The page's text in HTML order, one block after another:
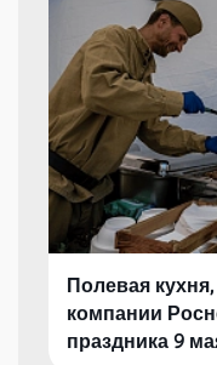
Полевая
компании
праздника 9